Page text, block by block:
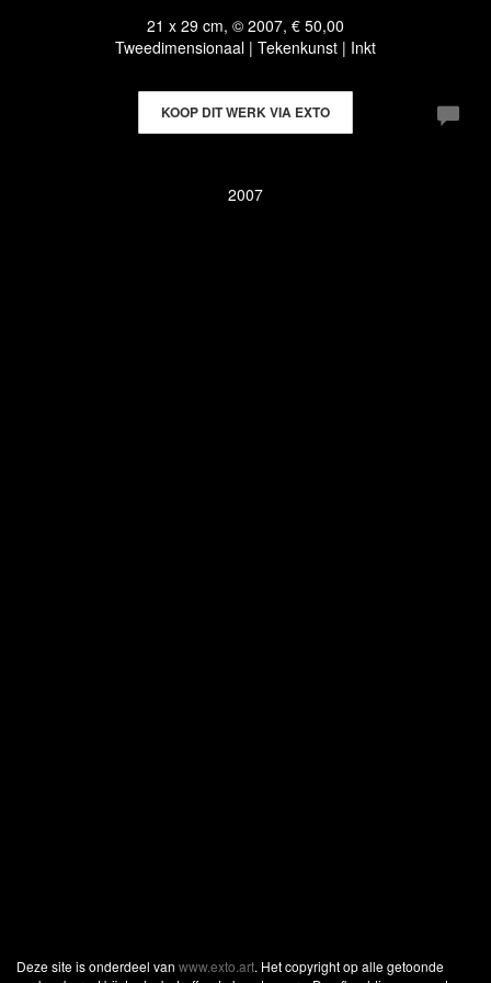
21 x 29 cm, © 2007, € 50,00
Tweedimensionaal | Tekenkunst | Inkt
KOOP DIT WERK VIA EXTO
2007
Deze site is onderdeel van www.exto.art. Het copyright op alle getoonde